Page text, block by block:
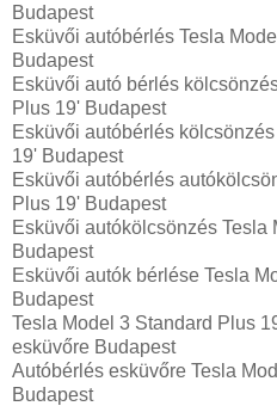
Budapest
Esküvői autóbérlés Tesla
Budapest
Esküvői autó bérlés
Plus 19' Budapest
Esküvői autóbérlés
19' Budapest
Esküvői autóbérlés
Plus 19' Budapest
Esküvői autókölcsönzés Tesla
Budapest
Esküvői autók bérlése Tesla
Budapest
Tesla Model 3 Standard Plus
esküvőre Budapest
Autóbérlés esküvőre Tesla
Budapest